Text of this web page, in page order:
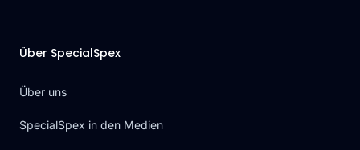
Über SpecialSpex
Über uns
SpecialSpex in den Medien